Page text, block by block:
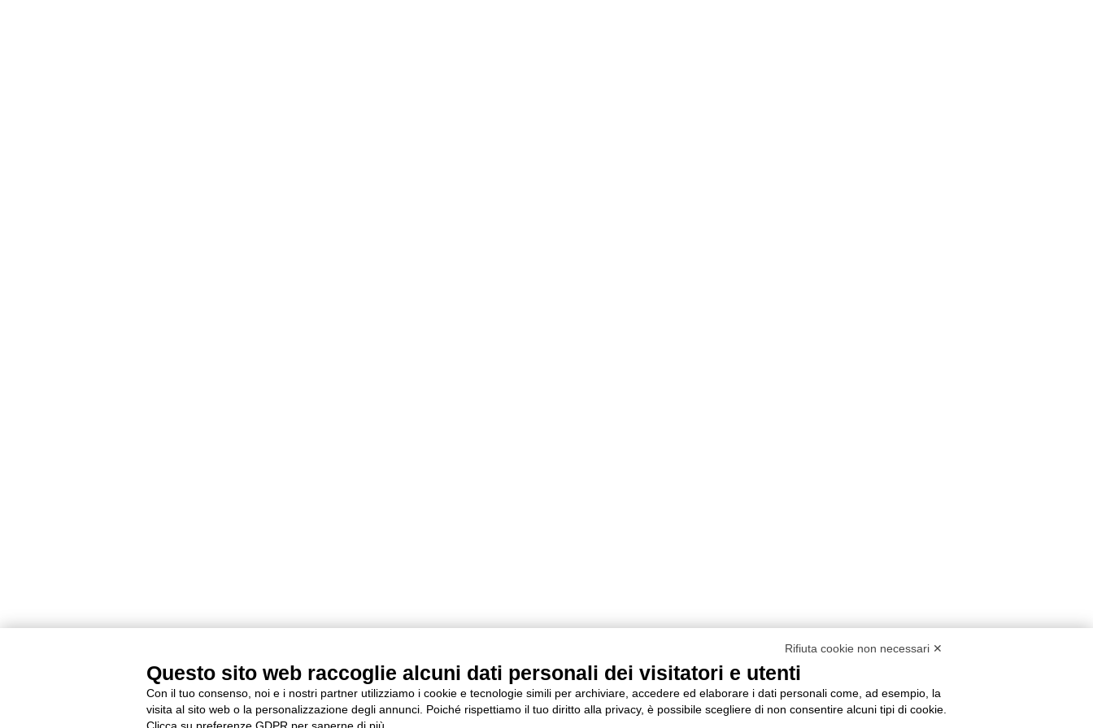
Rifiuta cookie non necessari ✕
Questo sito web raccoglie alcuni dati personali dei visitatori e utenti
Con il tuo consenso, noi e i nostri partner utilizziamo i cookie e tecnologie simili per archiviare, accedere ed elaborare i dati personali come, ad esempio, la
visita al sito web o la personalizzazione degli annunci. Poiché rispettiamo il tuo diritto alla privacy, è possibile scegliere di non consentire alcuni tipi di cookie.